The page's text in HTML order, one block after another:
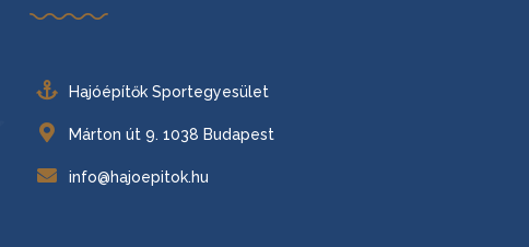
Hajóépítők Sportegyesület
Márton út 9. 1038 Budapest
info@hajoepitok.hu